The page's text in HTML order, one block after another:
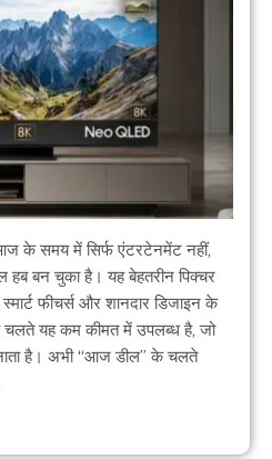
के समय में सिर्फ एंटरटेनमेंट नहीं,
हब बन चुका है। यह बेहतरीन पिक्चर
फीचर्स और शानदार डिजाइन के
यह कम कीमत में उपलब्ध है, जो
है। अभी “आज डील” के चलते